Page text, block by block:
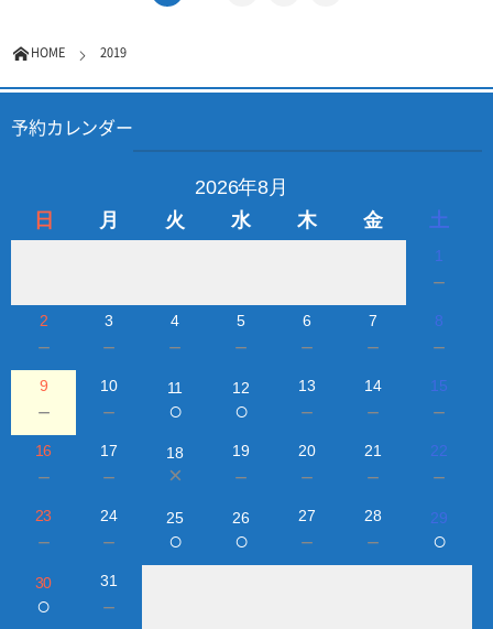
HOME 2019
予約カレンダー
2026年8月
日
月 火 水 木 金 土
1
－
2
－
3
－
4
－
5
－
6
－
7
－
8
－
9
－
10
－
11
○
12
○
13
－
14
－
15
－
16
－
17
－
18
×
19
－
20
－
21
－
22
－
23
－
24
－
25
○
26
○
27
－
28
－
29
○
30
○
31
－